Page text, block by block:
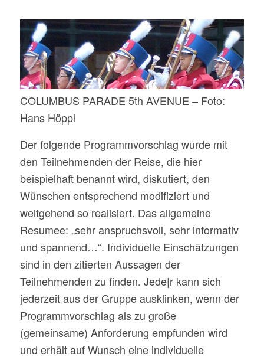
COLUMBUS PARADE 5th AVENUE – Foto:
Hans Höppl
Der folgende Programmvorschlag wurde mit
den Teilnehmenden der Reise, die hier
beispielhaft benannt wird, diskutiert, den
Wünschen entsprechend modifiziert und
weitgehend so realisiert. Das allgemeine
Resumee: „sehr anspruchsvoll, sehr informativ
und spannend…“. Individuelle Einschätzungen
sind in den zitierten Aussagen der
Teilnehmenden zu finden. Jede|r kann sich
jederzeit aus der Gruppe ausklinken, wenn der
Programmvorschlag als zu große
(gemeinsame) Anforderung empfunden wird
und erhält auf Wunsch eine individuelle